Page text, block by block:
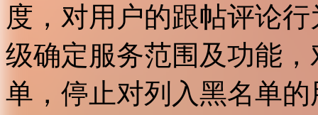
度，对用户的跟帖评论
级确定服务范围及功能
单，停止对列入黑名单